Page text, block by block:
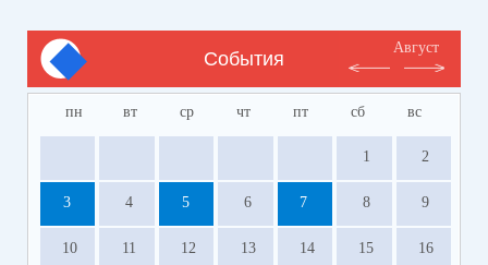
События
Август
пн вт ср чт пт сб вс
1 2
3 4 5 6 7 8 9
10 11 12 13 14 15 16